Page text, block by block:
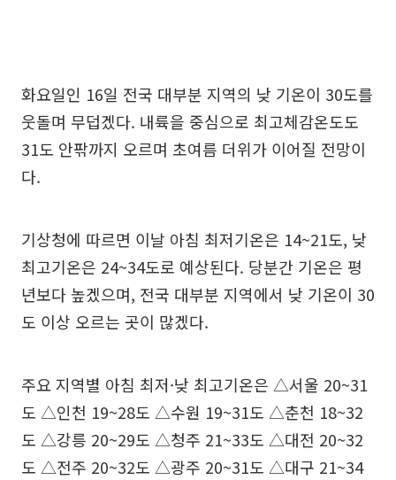
화요일인 16일 전국 대부분 지역의 낮 기온이 30도를
웃돌며 무덥겠다. 내륙을 중심으로 최고체감온도도
31도 안팎까지 오르며 초여름 더위가 이어질 전망이
다.
기상청에 따르면 이날 아침 최저기온은 14~21도, 낮
최고기온은 24~34도로 예상된다. 당분간 기온은 평
년보다 높겠으며, 전국 대부분 지역에서 낮 기온이 30
도 이상 오르는 곳이 많겠다.
주요 지역별 아침 최저·낮 최고기온은 △서울 20~31
도 △인천 19~28도 △수원 19~31도 △춘천 18~32
도 △강릉 20~29도 △청주 21~33도 △대전 20~32
도 △전주 20~32도 △광주 20~31도 △대구 21~34